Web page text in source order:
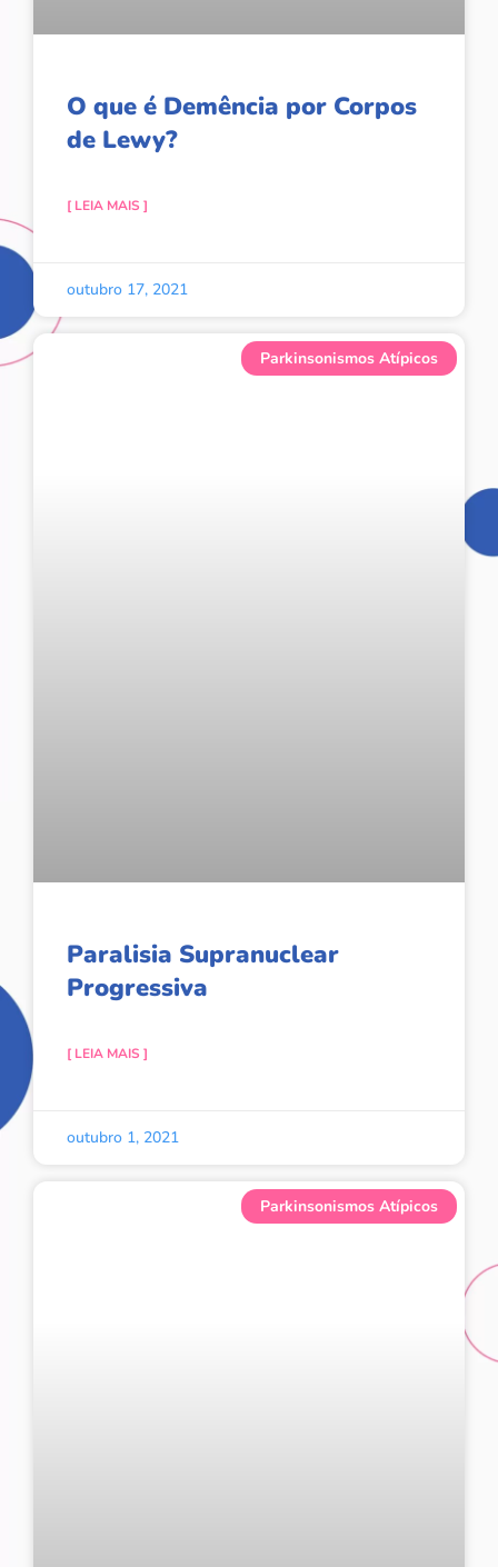
O que é Demência por Corpos
de Lewy?
[ LEIA MAIS ]
outubro 17, 2021
Parkinsonismos Atípicos
Paralisia Supranuclear
Progressiva
[ LEIA MAIS ]
outubro 1, 2021
Parkinsonismos Atípicos